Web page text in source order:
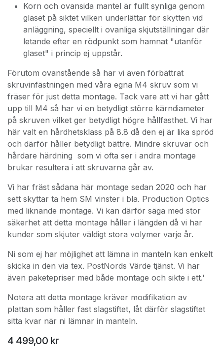
Korn och ovansida mantel är fullt synliga genom
glaset på siktet vilken underlättar för skytten vid
anläggning, speciellt i ovanliga skjutställningar där
letande efter en rödpunkt som hamnat "utanför
glaset" i princip ej uppstår.
Förutom ovanstående så har vi även förbättrat
skruvinfästningen med våra egna M4 skruv som vi
fräser för just detta montage. Tack vare att vi har gått
upp till M4 så har vi en betydligt större kärndiameter
på skruven vilket ger betydligt högre hållfasthet. Vi har
här valt en hårdhetsklass på 8.8 då den ej är lika spröd
och därför håller betydligt bättre. Mindre skruvar och
hårdare härdning som vi ofta ser i andra montage
brukar resultera i att skruvarna går av.
Vi har fräst sådana här montage sedan 2020 och har
sett skyttar ta hem SM vinster i bla. Production Optics
med liknande montage. Vi kan därför säga med stor
säkerhet att detta montage håller i längden då vi har
kunder som skjuter väldigt stora volymer varje år.
Ni som ej har möjlighet att lämna in manteln kan enkelt
skicka in den via tex. PostNords Värde tjänst. Vi har
även paketepriser med både montage och sikte i ett.'
Notera att detta montage kräver modifikation av
plattan som håller fast slagstiftet, låt därför slagstiftet
sitta kvar när ni lämnar in manteln.
4 499,00 kr